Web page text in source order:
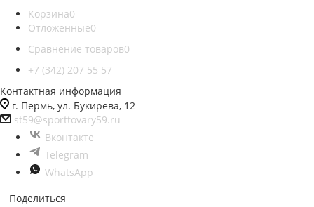
Корзина0
Отложенные0
Сравнение товаров0
+7 (342) 207 55 57
Контактная информация
г. Пермь, ул. Букирева, 12
st59@sporttovary59.ru
Вконтакте
Telegram
WhatsApp
Поделиться